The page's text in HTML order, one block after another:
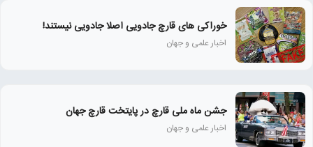
خوراکی های قارچ جادویی اصلا جادویی نیستند!
اخبار علمی و جهان
جشن ماه ملی قارچ در پایتخت قارچ جهان
اخبار علمی و جهان